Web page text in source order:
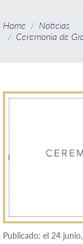
Home
Noticias
Ceremonia de
Publicado: el 24